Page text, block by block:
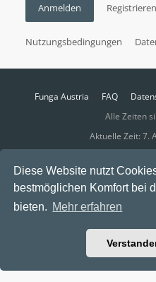
Diese Website nutzt
bestmöglichen Komfort bei
bieten. Mehr erfahren
Anmelden Registrieren
Nutzungsbedingungen
Funga Austria FAQ
Alle Zeiten
Aktuelle Zeit: 7.
Ravaio